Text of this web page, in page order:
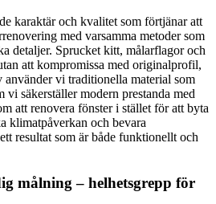
karaktär och kvalitet som förtjänar att
med varsamma metoder som
detaljer. Sprucket kitt, målarflagor och
att kompromissa med originalprofil,
använder vi traditionella material som
vi säkerställer modern prestanda med
att renovera fönster i stället för att byta
klimatpåverkan och bevara
resultat som är både funktionellt och
målning – helhetsgrepp för